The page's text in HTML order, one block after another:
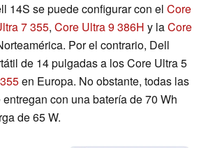
14S se puede configurar con el Core
7 355, Core Ultra 9 386H y laCore
Por el contrario, Dell
de 14 pulgadas a los Core Ultra 5
en Europa. No obstante, todas las
con una batería de 70 Wh
de 65 W.